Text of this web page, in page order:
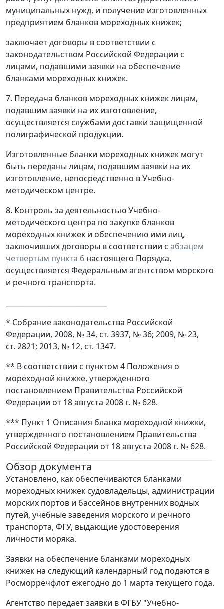
муниципальных нужд, и получение изготовленных
предприятием бланков мореходных книжек;
заключает договоры в соответствии с
законодательством Российской Федерации с
лицами, подавшими заявки на обеспечение
бланками мореходных книжек.
7. Передача бланков мореходных книжек лицам,
подавшим заявки на их изготовление,
осуществляется службами доставки защищенной
полиграфической продукции.
Изготовленные бланки мореходных книжек могут
быть переданы лицам, подавшим заявки на их
изготовление, непосредственно в Учебно-
методическом центре.
8. Контроль за деятельностью Учебно-
методического центра по закупке бланков
мореходных книжек и обеспечению ими лиц,
заключивших договоры в соответствии с абзацем
четвертым пункта 6 настоящего Порядка,
осуществляется Федеральным агентством морского
и речного транспорта.
* Собрание законодательства Российской
Федерации, 2008, № 34, ст. 3937, № 36; 2009, № 23,
ст. 2821; 2013, № 12, ст. 1347.
** В соответствии с пунктом 4 Положения о
мореходной книжке, утвержденного
постановлением Правительства Российской
Федерации от 18 августа 2008 г. № 628.
*** Пункт 1 Описания бланка мореходной книжки,
утвержденного постановлением Правительства
Российской Федерации от 18 августа 2008 г. № 628.
Обзор документа
Установлено, как обеспечиваются бланками
мореходных книжек судовладельцы, администрации
морских портов и бассейнов внутренних водных
путей, учебные заведения морского и речного
транспорта, ФГУ, выдающие удостоверения
личности моряка.
Заявки на обеспечение бланками мореходных
книжек на следующий календарный год подаются в
Росморречфлот ежегодно до 1 марта текущего года.
Агентство передает заявки в ФГБУ "Учебно-